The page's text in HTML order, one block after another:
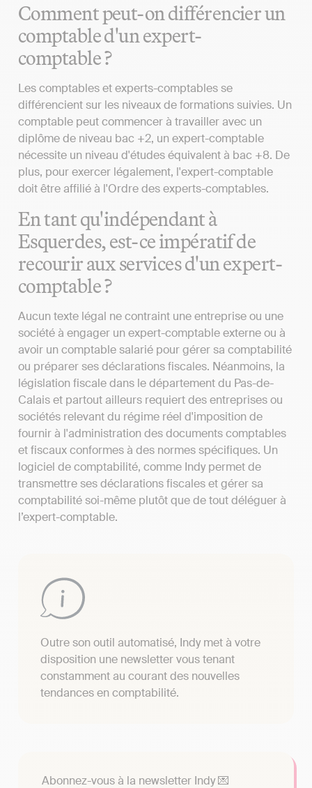
Comment peut-on différencier un
comptable d'un expert-
comptable ?
Les comptables et experts-comptables se
différencient sur les niveaux de formations suivies. Un
comptable peut commencer à travailler avec un
diplôme de niveau bac +2, un expert-comptable
nécessite un niveau d'études équivalent à bac +8. De
plus, pour exercer légalement, l'expert-comptable
doit être affilié à l'Ordre des experts-comptables.
En tant qu'indépendant à
Esquerdes, est-ce impératif de
recourir aux services d'un expert-
comptable ?
Aucun texte légal ne contraint une entreprise ou une
société à engager un expert-comptable externe ou à
avoir un comptable salarié pour gérer sa comptabilité
ou préparer ses déclarations fiscales. Néanmoins, la
législation fiscale dans le département du Pas-de-
Calais et partout ailleurs requiert des entreprises ou
sociétés relevant du régime réel d'imposition de
fournir à l'administration des documents comptables
et fiscaux conformes à des normes spécifiques. Un
logiciel de comptabilité, comme Indy permet de
transmettre ses déclarations fiscales et gérer sa
comptabilité soi-même plutôt que de tout déléguer à
l’expert-comptable.
Outre son outil automatisé, Indy met à votre
disposition une newsletter vous tenant
constamment au courant des nouvelles
tendances en comptabilité.
Abonnez-vous à la newsletter Indy 💌